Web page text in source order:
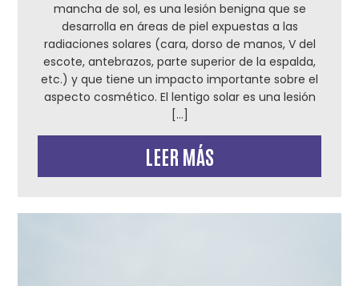
mancha de sol, es una lesión benigna que se
desarrolla en áreas de piel expuestas a las
radiaciones solares (cara, dorso de manos, V del
escote, antebrazos, parte superior de la espalda,
etc.) y que tiene un impacto importante sobre el
aspecto cosmético. El lentigo solar es una lesión
[…]
LEER MÁS